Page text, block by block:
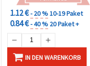
1.12 €- 20 %10-19 Paket
0.84 €- 40 % 20 Paket +
IN DEN WARENKORB